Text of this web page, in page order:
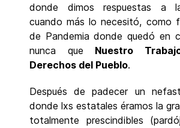
donde dimos respuestas a
cuando más lo necesitó, como
de Pandemia donde quedó en
nunca que Nuestro
Derechos del Pueblo.
Después de padecer un
donde lxs estatales éramos la
totalmente prescindibles